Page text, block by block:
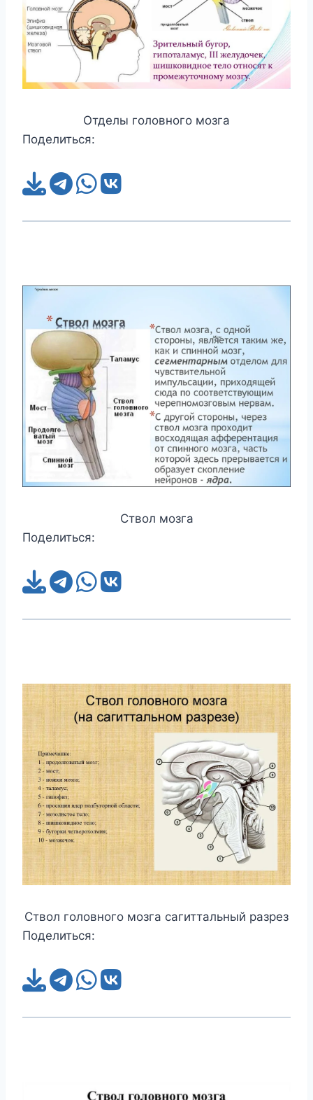
Отделы головного мозга
Поделиться:
Ствол мозга
Поделиться:
Ствол головного мозга сагиттальный разрез
Поделиться: